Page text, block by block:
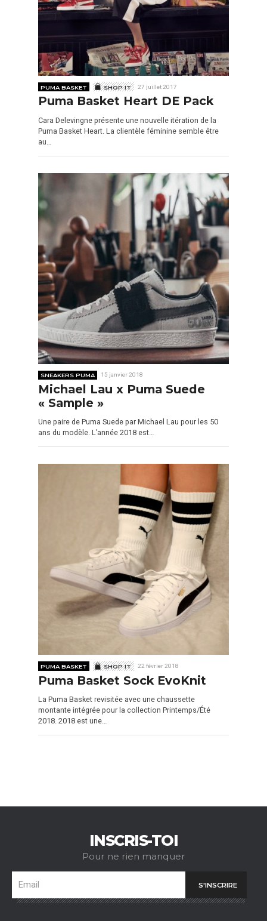
PUMA BASKET SHOP IT 27 juillet 2017
Puma Basket Heart DE Pack
Cara Delevingne présente une nouvelle itération de la
Puma Basket Heart. La clientèle féminine semble être
au…
SNEAKERS PUMA 15 janvier 2018
Michael Lau x Puma Suede
« Sample »
Une paire de Puma Suede par Michael Lau pour les 50
ans du modèle. L’année 2018 est…
PUMA BASKET SHOP IT 22 février 2018
Puma Basket Sock EvoKnit
La Puma Basket revisitée avec une chaussette
montante intégrée pour la collection Printemps/Été
2018. 2018 est une…
INSCRIS-TOI
Pour ne rien manquer